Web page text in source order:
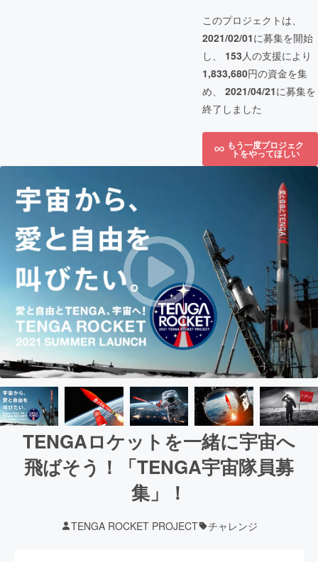
このプロジェクトは、
2021/02/01に募集を開始
し、 153人の支援により
1,833,680円の資金を集
め、 2021/04/21に募集を
終了しました
もう一度プロジェク
トをやってほしい
TENGAロケットを一緒に宇宙へ
飛ばそう！「TENGA宇宙隊員募
集」！
TENGA ROCKET PROJECT チャレンジ